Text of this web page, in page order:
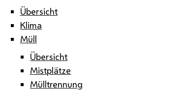
Übersicht
Klima
Müll
Übersicht
Mistplätze
Mülltrennung